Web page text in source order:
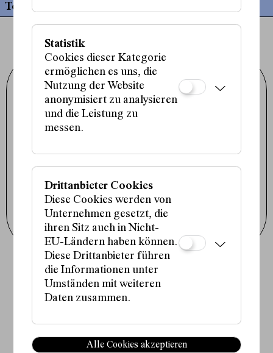
Termine
Schauspielhaus Wien GmbH
Porzellangasse 19
1090 Wien
+43 1 317 01 01
office@schauspielhaus.at
Cookie-Einstellungen
Facebook
Tiktok
Newsletter abonnieren
Fördergeber:innen:
Partner:in:
Statistik
Cookies dieser Kategorie
ermöglichen es uns, die
Nutzung der Website
anonymisiert zu analysieren
und die Leistung zu
messen.
Drittanbieter Cookies
Diese Cookies werden von
Unternehmen gesetzt, die
ihren Sitz auch in Nicht-
EU-Ländern haben können.
Diese Drittanbieter führen
die Informationen unter
Umständen mit weiteren
Daten zusammen.
Alle Cookies akzeptieren